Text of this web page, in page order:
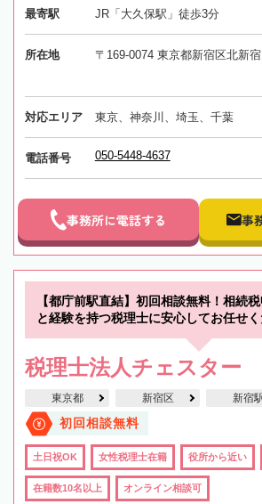
最寄駅 JR「大久保駅」徒歩3分
所在地 〒169-0074 東京都新宿区北新
対応エリア 東京、神奈川、埼玉、千葉
電話番号 050-5448-4637
事務所に電話する 事
【都庁前駅直結】初回相談無料！相続
と経験を持つ税理士に安心してお任せく
税理士法人チェスター
東京都 新宿区 新宿
初回相談無料
土日祝OK 女性税理士在籍 役所から近い
在籍数10名以上 オンライン相談可